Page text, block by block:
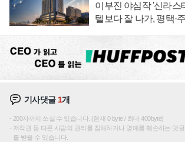
이부진 야심작 '신라스
텔보다 잘 나가, 평택·
기사댓글 1개
200자까지 쓰실 수 있습니다. (현재 0 byte / 최대 400byte)
저작권 등 다른 사람의 권리를 침해하거나 명예를 훼손하는 댓
를 받을 수 있습니다.